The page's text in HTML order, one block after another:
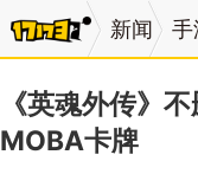
新闻 手
《英魂外传》
MOBA卡牌